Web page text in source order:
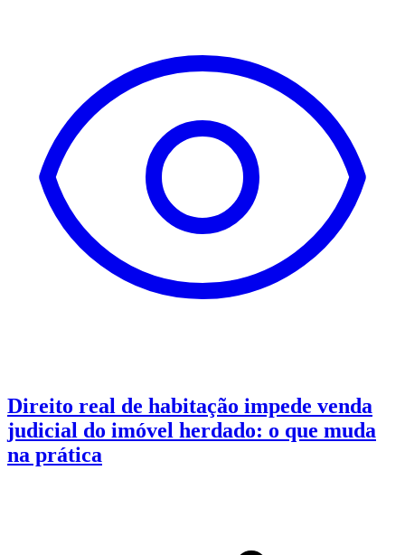
Direito real de habitação impede venda
judicial do imóvel herdado: o que muda
na prática